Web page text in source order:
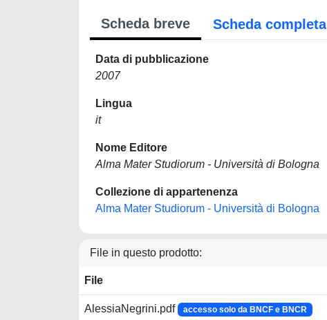
Scheda breve Scheda completa
Data di pubblicazione
2007
Lingua
it
Nome Editore
Alma Mater Studiorum - Università di Bologna
Collezione di appartenenza
Alma Mater Studiorum - Università di Bologna
File in questo prodotto:
File
AlessiaNegrini.pdf accesso solo da BNCF e BNCR